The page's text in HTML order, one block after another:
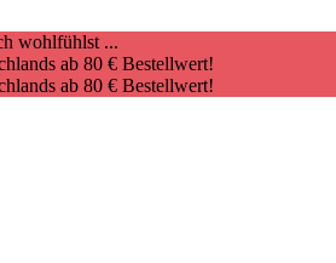
wohlfühlst ...
ab 80 € Bestellwert!
ab 80 € Bestellwert!